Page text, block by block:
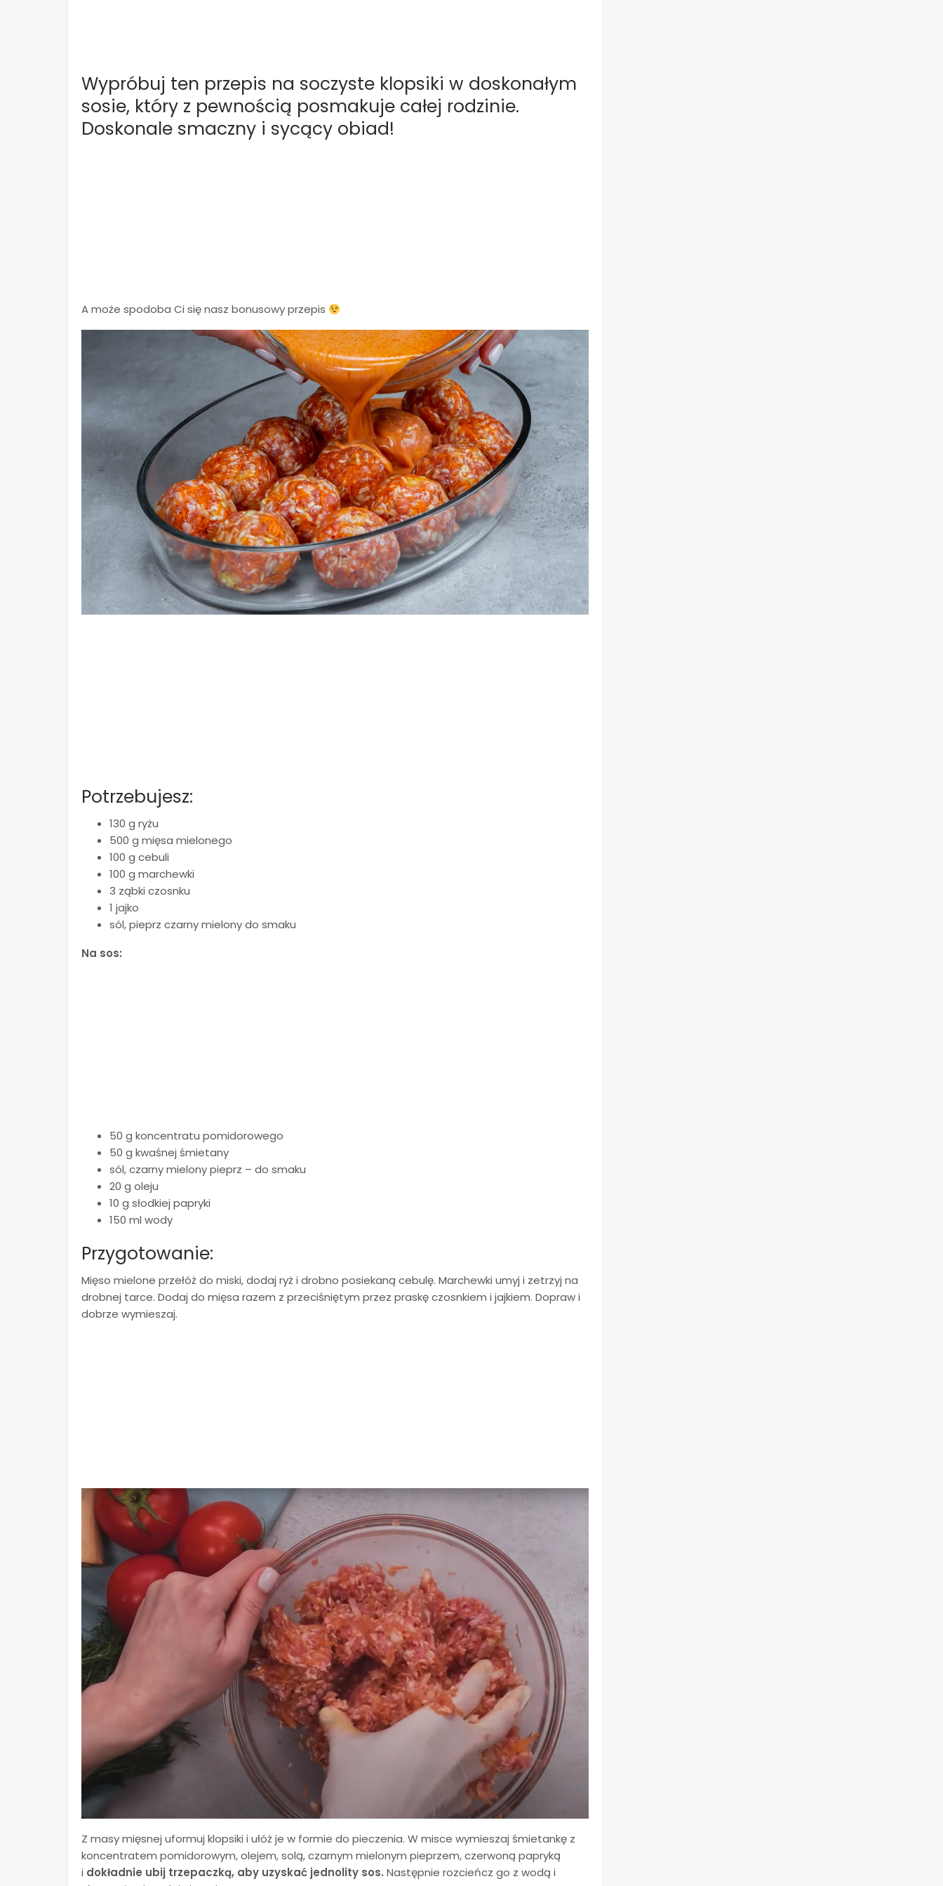
Wypróbuj ten przepis na soczyste klopsiki w doskonałym
sosie, który z pewnością posmakuje całej rodzinie.
Doskonale smaczny i sycący obiad!
A może spodoba Ci się nasz bonusowy przepis
Potrzebujesz:
130 g ryżu
500 g mięsa mielonego
100 g cebuli
100 g marchewki
3 ząbki czosnku
1 jajko
sól, pieprz czarny mielony do smaku
Na sos:
50 g koncentratu pomidorowego
50 g kwaśnej śmietany
sól, czarny mielony pieprz – do smaku
20 g oleju
10 g słodkiej papryki
150 ml wody
Przygotowanie:
Mięso mielone przełóż do miski, dodaj ryż i drobno posiekaną cebulę. Marchewki umyj i zetrzyj na
drobnej tarce. Dodaj do mięsa razem z przeciśniętym przez praskę czosnkiem i jajkiem. Dopraw i
dobrze wymieszaj.
Z masy mięsnej uformuj klopsiki i ułóż je w formie do pieczenia. W misce wymieszaj śmietankę z
koncentratem pomidorowym, olejem, solą, czarnym mielonym pieprzem, czerwoną papryką
i dokładnie ubij trzepaczką, aby uzyskać jednolity sos. Następnie rozcieńcz go z wodą i